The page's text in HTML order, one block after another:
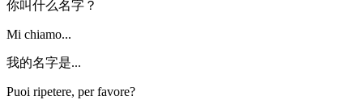
你叫什么名字？
Mi chiamo...
我的名字是...
Puoi ripetere, per favore?